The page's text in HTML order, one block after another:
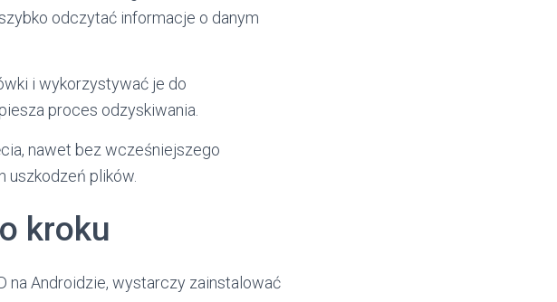
odczytać informacje o danym
i wykorzystywać je do
proces odzyskiwania.
nawet bez wcześniejszego
uszkodzeń plików.
kroku
na Androidzie, wystarczy zainstalować